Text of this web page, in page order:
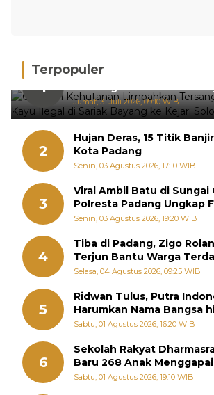
Terpopuler
1
Gakkum Kehutanan
Tersangka Pemanenan
Sariak Bayang ke Kejari
Jumat, 31 Juli 2026, 09:10 WIB
2
Hujan Deras, 15 Titik
Kota Padang
Senin, 03 Agustus 2026, 17:10 WIB
3
Viral Ambil Batu di Sungai
Polresta Padang Ungkap
Sebenarnya
Senin, 03 Agustus 2026, 19:20 WIB
4
Tiba di Padang, Zigo
Terjun Bantu Warga
Selasa, 04 Agustus 2026, 09:25 WIB
5
Ridwan Tulus, Putra
Harumkan Nama Bangsa
Diabadikan dalam Buku
Sabtu, 01 Agustus 2026, 16:20 WIB
6
Sekolah Rakyat
Baru 268 Anak
Memutus Rantai
Sabtu, 01 Agustus 2026, 19:10 WIB